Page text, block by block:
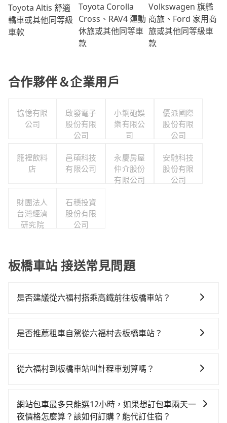
Toyota Altis 舒適
轎車或其他同等級
車款
Toyota Corolla
Cross、RAV4 運動
休旅或其他同等車
款
Volkswagen 旗艦
商旅、Ford 家用商
旅或其他同等級車
款
合作夥伴＆企業用戶
協憶有限
公司
啟發電子
股份有限
公司
小鋼砲娛
樂有限公
司
優派國際
股份有限
公司
籠裡飲料
店
邑碩科技
有限公司
永慶房屋
仲介股份
有限公司
安馳科技
股份有限
公司
財團法人
台灣經濟
研究院
石穩投資
股份有限
公司
板橋車站 接送常見問題
是否建議從六福村搭乘高鐵前往板橋車站？
轉車麻煩，且難叫計程車前往高鐵站！從最早06:36一直
叫一輛計程車花費約800元、車程約33分鐘。抵達高鐵
往板橋高鐵站，每人票價260元，再用10分鐘出站。全
程加上轉車時間共1小時23分鐘，假設2位同行，高鐵加
是否推薦租車自駕從六福村去板橋車站？
對的時間彈性，最重要的是你當天就要來回，那在新竹
公里再額外加收$3.2，從六福村到板橋車站的花費預估
為$800~1,300（金額差異來自於平假日、車款差異、抵
從六福村到板橋車站叫計程車划算嗎？
灣大車隊、Uber、Line Taxi、Yoxi等。依照里程跳錶計
算，價格約為1,220~1,500元間，若改選tripool的專車
網站包車最多只能選12小時，如果想訂包車兩天一
夜價格怎麼算？該如何訂購？能代訂住宿？